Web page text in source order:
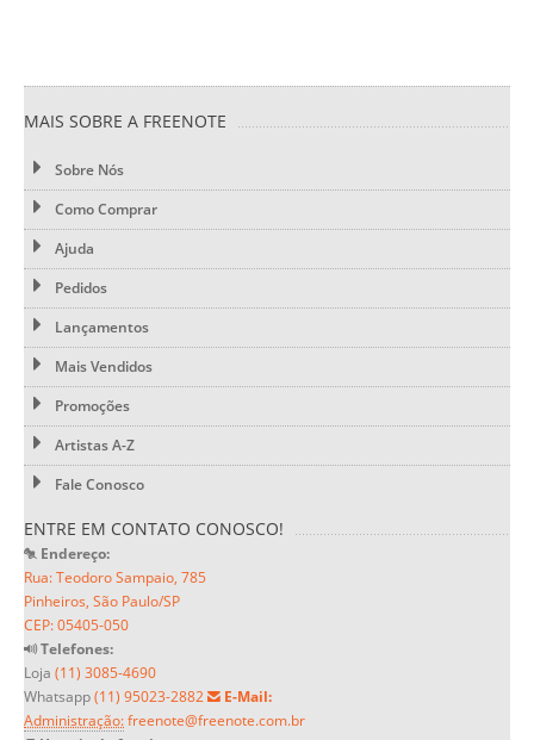
MAIS SOBRE A FREENOTE
Sobre Nós
Como Comprar
Ajuda
Pedidos
Lançamentos
Mais Vendidos
Promoções
Artistas A-Z
Fale Conosco
ENTRE EM CONTATO CONOSCO!
Endereço:
Rua: Teodoro Sampaio, 785
Pinheiros, São Paulo/SP
CEP: 05405-050
Telefones:
Loja (11) 3085-4690
Whatsapp(11) 95023-2882
E-Mail:
Administração:freenote@freenote.com.br